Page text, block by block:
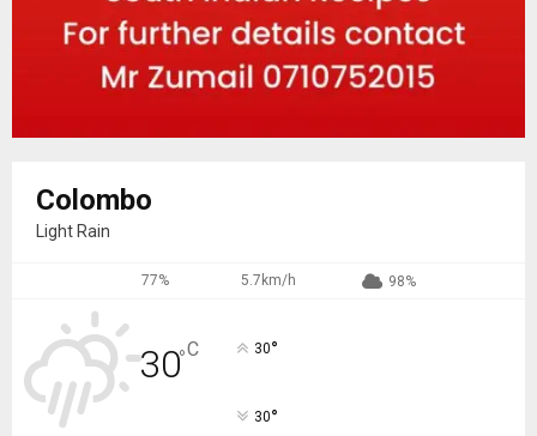
Colombo
Light Rain
77% 5.7km/h 98%
30°C 30°
30°